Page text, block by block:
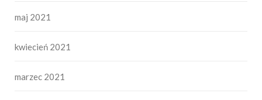
maj 2021
kwiecień 2021
marzec 2021